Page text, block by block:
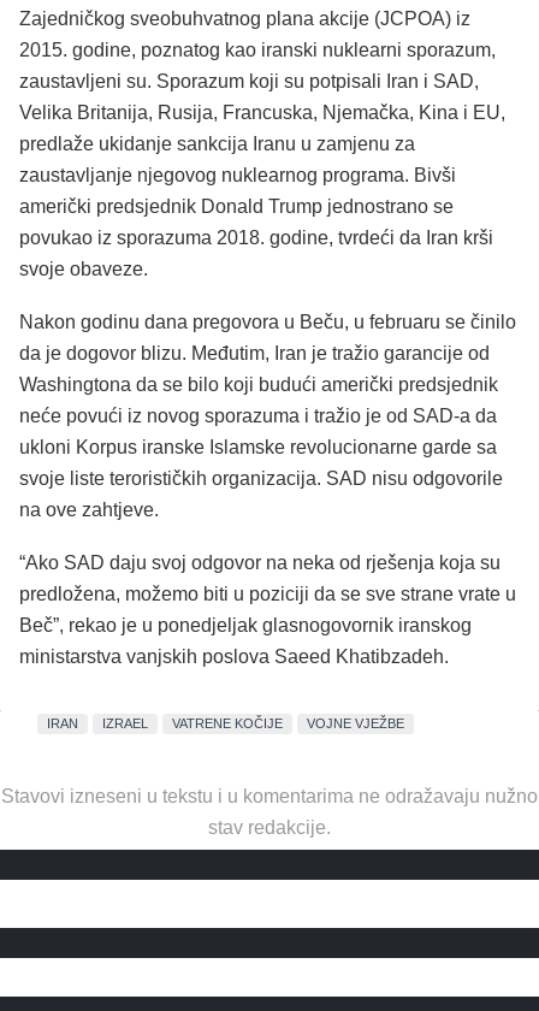
Zajedničkog sveobuhvatnog plana akcije (JCPOA) iz
2015. godine, poznatog kao iranski nuklearni sporazum,
zaustavljeni su. Sporazum koji su potpisali Iran i SAD,
Velika Britanija, Rusija, Francuska, Njemačka, Kina i EU,
predlaže ukidanje sankcija Iranu u zamjenu za
zaustavljanje njegovog nuklearnog programa. Bivši
američki predsjednik Donald Trump jednostrano se
povukao iz sporazuma 2018. godine, tvrdeći da Iran krši
svoje obaveze.
Nakon godinu dana pregovora u Beču, u februaru se činilo
da je dogovor blizu. Međutim, Iran je tražio garancije od
Washingtona da se bilo koji budući američki predsjednik
neće povući iz novog sporazuma i tražio je od SAD-a da
ukloni Korpus iranske Islamske revolucionarne garde sa
svoje liste terorističkih organizacija. SAD nisu odgovorile
na ove zahtjeve.
“Ako SAD daju svoj odgovor na neka od rješenja koja su
predložena, možemo biti u poziciji da se sve strane vrate u
Beč”, rekao je u ponedjeljak glasnogovornik iranskog
ministarstva vanjskih poslova Saeed Khatibzadeh.
IRAN IZRAEL VATRENE KOČIJE VOJNE VJEŽBE
Stavovi izneseni u tekstu i u komentarima ne odražavaju nužno
stav redakcije.